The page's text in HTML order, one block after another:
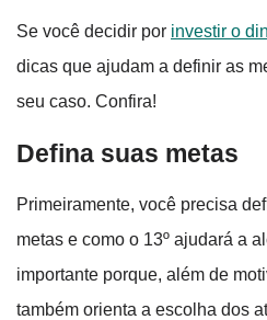
Se você decidir por investir o
dicas que ajudam a definir as
seu caso. Confira!
Defina suas metas
Primeiramente, você precisa
metas e como o 13º ajudará a
importante porque, além de
também orienta a escolha dos